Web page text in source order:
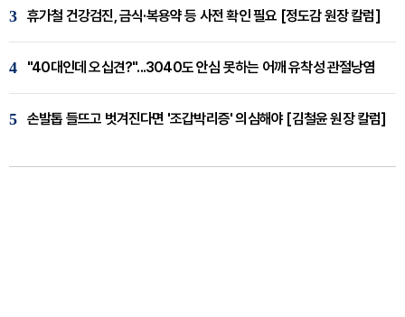
3 휴가철 건강검진, 금식·복용약 등 사전 확인 필요 [정도감 원장 칼럼]
4 "40대인데 오십견?"...3040도 안심 못하는 어깨 유착성 관절낭염
5 손발톱 들뜨고 벗겨진다면 '조갑박리증' 의심해야 [김철윤 원장 칼럼]